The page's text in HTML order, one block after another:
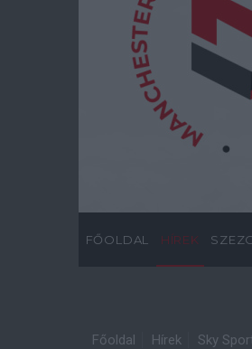
FŐOLDAL HÍREK
Főoldal Hírek Sky